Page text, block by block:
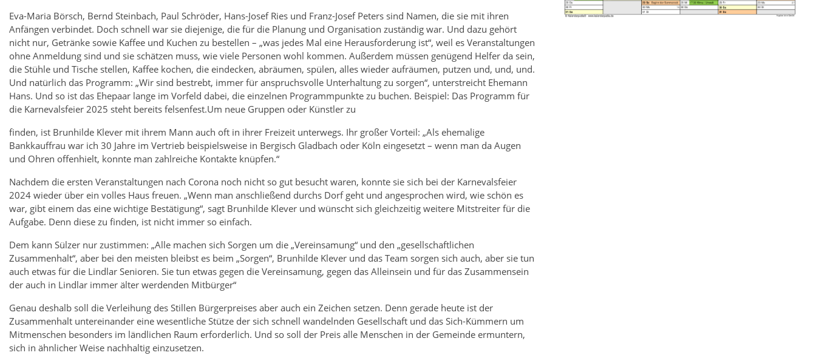
Eva-Maria Börsch, Bernd Steinbach, Paul Schröder, Hans-Josef Ries und Franz-Josef Peters sind Namen, die sie mit ihren
Anfängen verbindet. Doch schnell war sie diejenige, die für die Planung und Organisation zuständig war. Und dazu gehört
nicht nur, Getränke sowie Kaffee und Kuchen zu bestellen – „was jedes Mal eine Herausforderung ist“, weil es Veranstaltungen
ohne Anmeldung sind und sie schätzen muss, wie viele Personen wohl kommen. Außerdem müssen genügend Helfer da sein,
die Stühle und Tische stellen, Kaffee kochen, die eindecken, abräumen, spülen, alles wieder aufräumen, putzen und, und, und.
Und natürlich das Programm: „Wir sind bestrebt, immer für anspruchsvolle Unterhaltung zu sorgen“, unterstreicht Ehemann
Hans. Und so ist das Ehepaar lange im Vorfeld dabei, die einzelnen Programmpunkte zu buchen. Beispiel: Das Programm für
die Karnevalsfeier 2025 steht bereits felsenfest.Um neue Gruppen oder Künstler zu
finden, ist Brunhilde Klever mit ihrem Mann auch oft in ihrer Freizeit unterwegs. Ihr großer Vorteil: „Als ehemalige
Bankkauffrau war ich 30 Jahre im Vertrieb beispielsweise in Bergisch Gladbach oder Köln eingesetzt – wenn man da Augen
und Ohren offenhielt, konnte man zahlreiche Kontakte knüpfen.“
Nachdem die ersten Veranstaltungen nach Corona noch nicht so gut besucht waren, konnte sie sich bei der Karnevalsfeier
2024 wieder über ein volles Haus freuen. „Wenn man anschließend durchs Dorf geht und angesprochen wird, wie schön es
war, gibt einem das eine wichtige Bestätigung“, sagt Brunhilde Klever und wünscht sich gleichzeitig weitere Mitstreiter für die
Aufgabe. Denn diese zu finden, ist nicht immer so einfach.
Dem kann Sülzer nur zustimmen: „Alle machen sich Sorgen um die „Vereinsamung“ und den „gesellschaftlichen
Zusammenhalt“, aber bei den meisten bleibst es beim „Sorgen“, Brunhilde Klever und das Team sorgen sich auch, aber sie tun
auch etwas für die Lindlar Senioren. Sie tun etwas gegen die Vereinsamung, gegen das Alleinsein und für das Zusammensein
der auch in Lindlar immer älter werdenden Mitbürger“
Genau deshalb soll die Verleihung des Stillen Bürgerpreises aber auch ein Zeichen setzen. Denn gerade heute ist der
Zusammenhalt untereinander eine wesentliche Stütze der sich schnell wandelnden Gesellschaft und das Sich-Kümmern um
Mitmenschen besonders im ländlichen Raum erforderlich. Und so soll der Preis alle Menschen in der Gemeinde ermuntern,
sich in ähnlicher Weise nachhaltig einzusetzen.